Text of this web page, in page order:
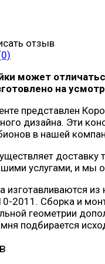
отзыв
может
на
представлен
дизайна. Эти
в нашей
доставку
услугами, и
изготавливаются
2011. Сборка и
геометрии
подбирается